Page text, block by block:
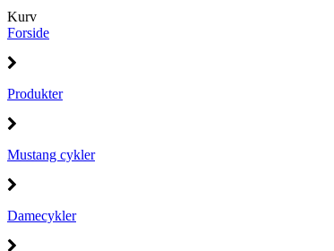
Kurv
Forside
Produkter
Mustang cykler
Damecykler